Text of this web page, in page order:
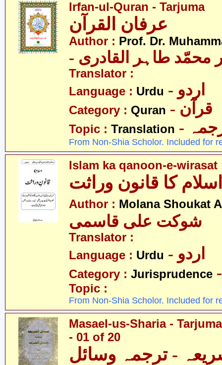
Irfan-ul-Quran - Tarjuma
عرفان القرآن
Author : Prof. Dr.
محمّد طاہر القادری
Translator :
Language : Urdu - اردو
Category : Quran - قرآن
Topic : Translation
From Non-Shia Scholor. Included for
Islam ka qanoon-e-wirasat
اسلام کا قانون وراثت
Author : Molana Shoukat
شوکت علی قاسمی
Translator :
Language : Urdu - اردو
Category : Jurisprudence
Topic :
From Non-Shia Scholor. Included for
Masael-us-Sharia -
- 01 of 20
- ترجمہ وسائل